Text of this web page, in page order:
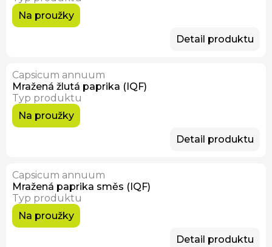
Na proužky
Detail produktu
Capsicum annuum
Mražená žlutá paprika (IQF)
Typ produktu
Na proužky
Detail produktu
Capsicum annuum
Mražená paprika směs (IQF)
Typ produktu
Na proužky
Detail produktu